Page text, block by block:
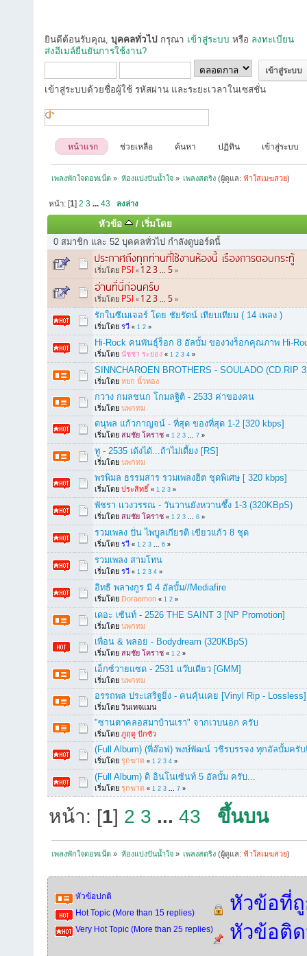
ยินดีต้อนรับคุณ, บุคคลทั่วไป กรุณา เข้าสู่ระบบ หรือ ลงทะเบียน
ส่งอีเมล์ยืนยันการใช้งาน?
เข้าสู่ระบบด้วยชื่อผู้ใช้ รหัสผ่าน และระยะเวลาในเซสชั่น
หน้าแรก ช่วยเหลือ ค้นหา ปฏิทิน เข้าสู่ระบบ
เพลงพักใจดอทเน็ต » ห้องแบ่งปันน้ำใจ» เพลงสตริง (ผู้ดูแล:ฟ้าใสเมฆสวย)
หน้า: [1]2 3 ...43 ลงล่าง
หัวข้อ / เริ่มโดย
0 สมาชิก และ 52 บุคคลทั่วไป กำลังดูบอร์ดนี้
ประกาศถึงทุกท่านที่ใช้งานห้องนี้ เรืองการตอบกระทู้
เริ่มโดย PSI « 123 ... 5 »
อ่านที่นี่ก่อนครับ
เริ่มโดย PSI « 123 ... 5 »
รักในซีเมเจอร์ โดย ชัยรัตน์ เทียบเทียม ( 14 เพลง )
เริ่มโดย รวี « 1 2 »
Hi-Rock คนพันธุ์ร็อก 8 อัลบั้ม ของวงร็อกคุณภาพ Hi-
เริ่มโดย นัชชา ระยอง « 1 2 3 4 »
SINNCHAROEN BROTHERS - SOULADO (CD.RIP
เริ่มโดย หยก นิ้วทอง
กวาง กมลชนก โกมลฐิติ - 2533 ค่าของคน
เริ่มโดย นพกทม
ดนุพล แก้วกาญจน์ - ที่สุด ของที่สุด 1-2 [320 kbps]
เริ่มโดย สมชัย โคราช « 1 2 3 ... 7 »
ทู - 2535 เด้งได้...ถ้าไม่เดี้ยง [RS]
เริ่มโดย นพกทม
พรพิมล ธรรมสาร รวมเพลงฮิต ชุดพิเศษ [ 320 kbps]
เริ่มโดย ประสิทธิ์ « 1 2 3 »
พัชรา แวงวรรณ - วันวานยังหวานซึ้ง 1-3 (320KBpS)
เริ่มโดย สมชัย โคราช « 1 2 3 ... 6 »
รวมเพลง ปั่น ไพบูลเกียรติ เขียวแก้ว 8 ชุด
เริ่มโดย รวี « 1 2 3 ... 6 »
รวมเพลง สามโทน
เริ่มโดย รวี « 1 2 3 4 »
อิทธิ พลางกูร มี 4 อัลบั้ม//Mediafire
เริ่มโดย Doraemon « 1 2 »
เดอะ เซ้นท์ - 2526 THE SAINT 3 [NP Promotion]
เริ่มโดย นพกทม
เพื่อน & พลอย - Bodydream (320KBpS)
เริ่มโดย สมชัย โคราช « 1 2 »
เอ็กซ์วายแซด - 2531 แว๊บเดียว [GMM]
เริ่มโดย นพกทม
อรรถพล ประเสริฐยิ่ง - คนคุ้นเคย [Vinyl Rip - Lossless]
เริ่มโดย วินเทจแมน
"ซานตาคลอสมาบ้านเรา" จากเวบนอก ครับ
เริ่มโดย ภูฤดู ปักซัว
(Full Album) (พี่อ๊อฟ) พงษ์พัฒน์ วชิรบรรจง ทุกอัลบั้มครั
เริ่มโดย รุกฆาต « 1 2 3 4 »
(Full Album) ดิ อินโนเซ้นท์ 5 อัลบั้ม ครับ...
เริ่มโดย รุกฆาต « 1 2 3 ... 7 »
หน้า: [1] 2 3 ...43 ขึ้นบน
เพลงพักใจดอทเน็ต » ห้องแบ่งปันน้ำใจ» เพลงสตริง (ผู้ดูแล:ฟ้าใสเมฆสวย)
หัวข้อปกติ
Hot Topic (More than 15 replies)
Very Hot Topic (More than 25 replies)
หัวข้อที่
หัวข้อติ